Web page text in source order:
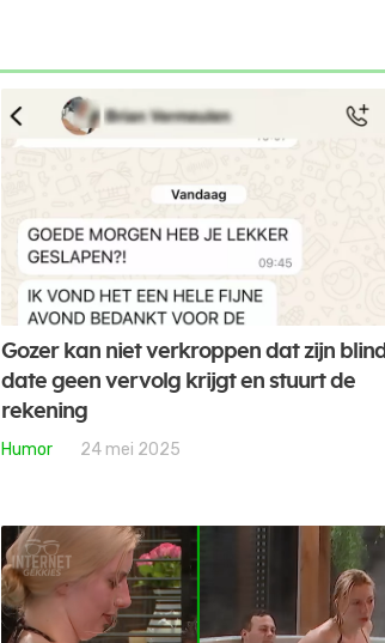
Gozer kan niet verkroppen dat zijn blind
date geen vervolg krijgt en stuurt de
rekening
Humor 24 mei 2025